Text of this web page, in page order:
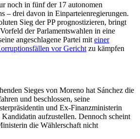
noch in fünf der 17 autonomen
– drei davon in Einparteienregierungen.
Sieg der PP prognostizieren, bringt
der Parlamentswahlen in eine
angeschlagene Partei mit einer
vor Gericht zu kämpfen
Sieges von Moreno hat Sánchez die
und beschlossen, seine
und Ex-Finanzministerin
aufzustellen. Dennoch scheint
die Wählerschaft nicht